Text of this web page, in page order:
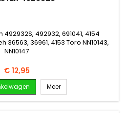
492932, 691041, 4154
36961, 4153 Toro NN10143,
NN10147
Prijs
€ 12,95
Meer